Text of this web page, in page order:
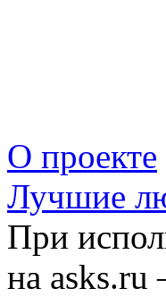
О проекте
Лучшие
При
на asks.ru